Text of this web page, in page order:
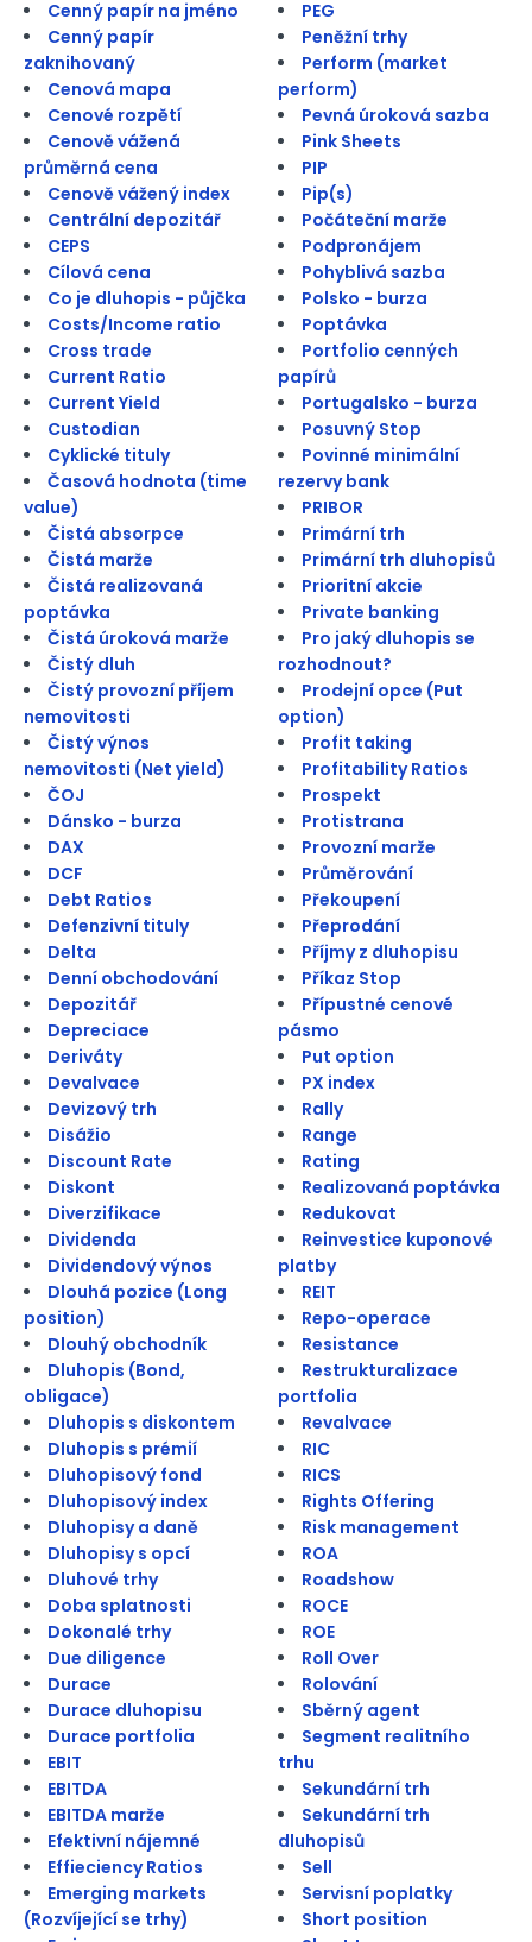
Cenný papír na jméno
Cenný papír
zaknihovaný
Cenová mapa
Cenové rozpětí
Cenově vážená
průměrná cena
Cenově vážený index
Centrální depozitář
CEPS
Cílová cena
Co je dluhopis - půjčka
Costs/Income ratio
Cross trade
Current Ratio
Current Yield
Custodian
Cyklické tituly
Časová hodnota (time
value)
Čistá absorpce
Čistá marže
Čistá realizovaná
poptávka
Čistá úroková marže
Čistý dluh
Čistý provozní příjem
nemovitosti
Čistý výnos
nemovitosti (Net yield)
ČOJ
Dánsko - burza
DAX
DCF
Debt Ratios
Defenzivní tituly
Delta
Denní obchodování
Depozitář
Depreciace
Deriváty
Devalvace
Devizový trh
Disážio
Discount Rate
Diskont
Diverzifikace
Dividenda
Dividendový výnos
Dlouhá pozice (Long
position)
Dlouhý obchodník
Dluhopis (Bond,
obligace)
Dluhopis s diskontem
Dluhopis s prémií
Dluhopisový fond
Dluhopisový index
Dluhopisy a daně
Dluhopisy s opcí
Dluhové trhy
Doba splatnosti
Dokonalé trhy
Due diligence
Durace
Durace dluhopisu
Durace portfolia
EBIT
EBITDA
EBITDA marže
Efektivní nájemné
Effieciency Ratios
Emerging markets
(Rozvíjející se trhy)
PEG
Peněžní trhy
Perform (market
perform)
Pevná úroková sazba
Pink Sheets
PIP
Pip(s)
Počáteční marže
Podpronájem
Pohyblivá sazba
Polsko - burza
Poptávka
Portfolio cenných
papírů
Portugalsko - burza
Posuvný Stop
Povinné minimální
rezervy bank
PRIBOR
Primární trh
Primární trh dluhopisů
Prioritní akcie
Private banking
Pro jaký dluhopis se
rozhodnout?
Prodejní opce (Put
option)
Profit taking
Profitability Ratios
Prospekt
Protistrana
Provozní marže
Průměrování
Překoupení
Přeprodání
Příjmy z dluhopisu
Příkaz Stop
Přípustné cenové
pásmo
Put option
PX index
Rally
Range
Rating
Realizovaná poptávka
Redukovat
Reinvestice kuponové
platby
REIT
Repo-operace
Resistance
Restrukturalizace
portfolia
Revalvace
RIC
RICS
Rights Offering
Risk management
ROA
Roadshow
ROCE
ROE
Roll Over
Rolování
Sběrný agent
Segment realitního
trhu
Sekundární trh
Sekundární trh
dluhopisů
Sell
Servisní poplatky
Short position